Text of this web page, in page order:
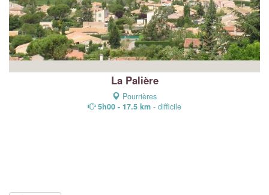
La Palière
Pourrières
5h00 - 17.5 km - difficile